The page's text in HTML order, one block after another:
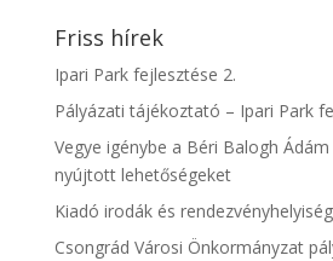
Friss hírek
Ipari Park fejlesztése 2.
Pályázati tájékoztató – Ipari Park
Vegye igénybe a Béri Balogh
nyújtott lehetőségeket
Kiadó irodák és rendezvényhelyiség
Csongrád Városi Önkormányzat